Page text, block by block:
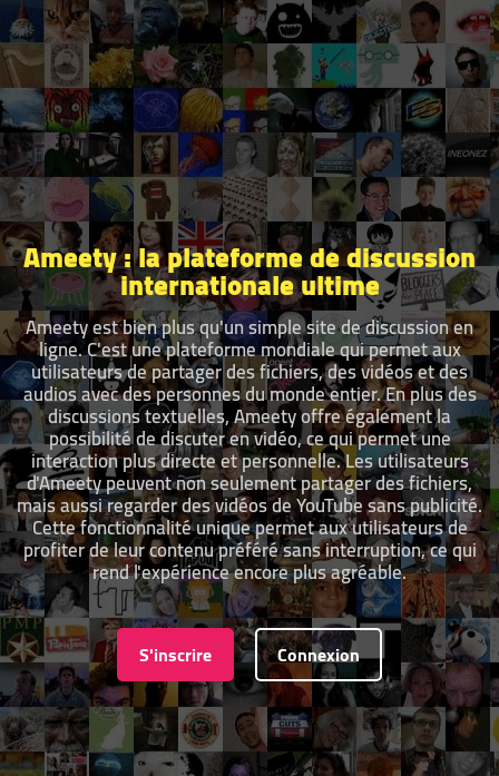
Ameety : la plateforme de discussion
internationale ultime
Ameety est bien plus qu'un simple site de discussion en
ligne. C'est une plateforme mondiale qui permet aux
utilisateurs de partager des fichiers, des vidéos et des
audios avec des personnes du monde entier. En plus des
discussions textuelles, Ameety offre également la
possibilité de discuter en vidéo, ce qui permet une
interaction plus directe et personnelle. Les utilisateurs
d'Ameety peuvent non seulement partager des fichiers,
mais aussi regarder des vidéos de YouTube sans publicité.
Cette fonctionnalité unique permet aux utilisateurs de
profiter de leur contenu préféré sans interruption, ce qui
rend l'expérience encore plus agréable.
S'inscrire Connexion